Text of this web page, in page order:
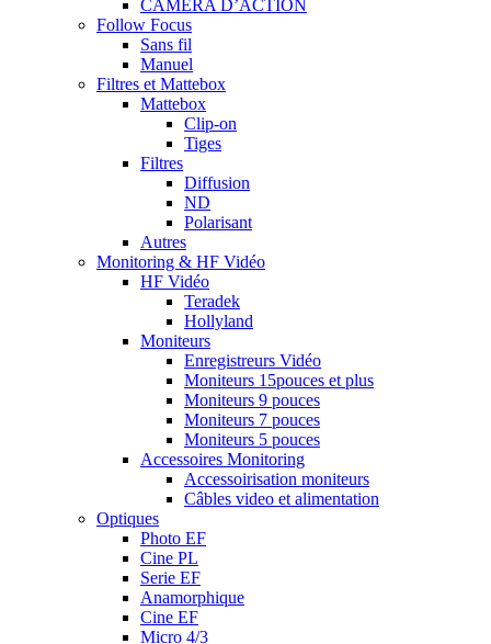
CAMERA D’ACTION
Follow Focus
Sans fil
Manuel
Filtres et Mattebox
Mattebox
Clip-on
Tiges
Filtres
Diffusion
ND
Polarisant
Autres
Monitoring & HF Vidéo
HF Vidéo
Teradek
Hollyland
Moniteurs
Enregistreurs Vidéo
Moniteurs 15pouces et plus
Moniteurs 9 pouces
Moniteurs 7 pouces
Moniteurs 5 pouces
Accessoires Monitoring
Accessoirisation moniteurs
Câbles video et alimentation
Optiques
Photo EF
Cine PL
Serie EF
Anamorphique
Cine EF
Micro 4/3